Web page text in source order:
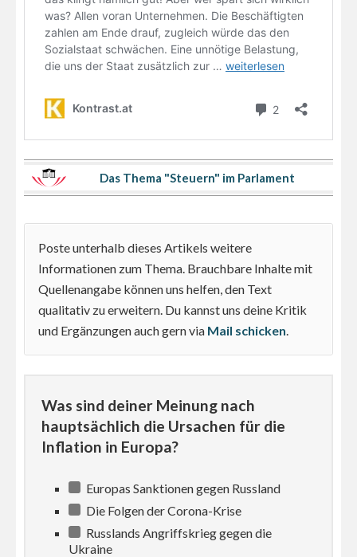
Das Thema "Steuern" im Parlament
Poste unterhalb dieses Artikels weitere
Informationen zum Thema. Brauchbare Inhalte mit
Quellenangabe können uns helfen, den Text
qualitativ zu erweitern. Du kannst uns deine Kritik
und Ergänzungen auch gern via Mail schicken.
Was sind deiner Meinung nach
hauptsächlich die Ursachen für die
Inflation in Europa?
Europas Sanktionen gegen Russland
Die Folgen der Corona-Krise
Russlands Angriffskrieg gegen die
Ukraine